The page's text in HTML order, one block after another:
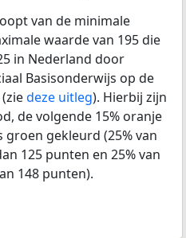
van de minimale
waarde van 195 die
in Nederland door
Basisonderwijs op de
deze uitleg). Hierbij zijn
de volgende 15% oranje
groen gekleurd (25% van
125 punten en 25% van
148 punten).